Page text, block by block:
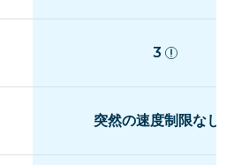
3
突然の速度制限なし